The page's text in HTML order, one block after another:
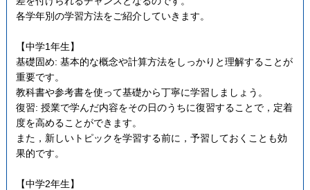
各学年別の学習方法をご紹介していきます。
【中学1年生】
基礎固め: 基本的な概念や計算方法をしっかりと理解することが
重要です。
教科書や参考書を使って基礎から丁寧に学習しましょう。
復習: 授業で学んだ内容をその日のうちに復習することで，定着
度を高めることができます。
また，新しいトピックを学習する前に，予習しておくことも効
果的です。
【中学2年生】